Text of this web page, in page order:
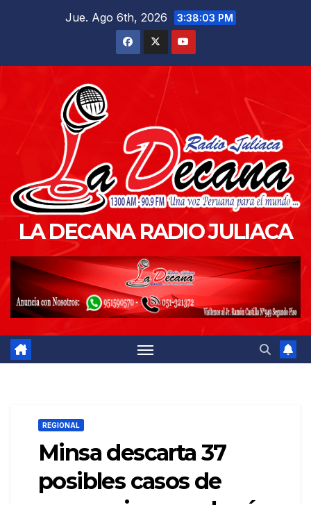
Jue. Ago 6th, 2026 3:38:05 PM
LA DECANA RADIO JULIACA
REGIONAL
Minsa descarta 37
posibles casos de